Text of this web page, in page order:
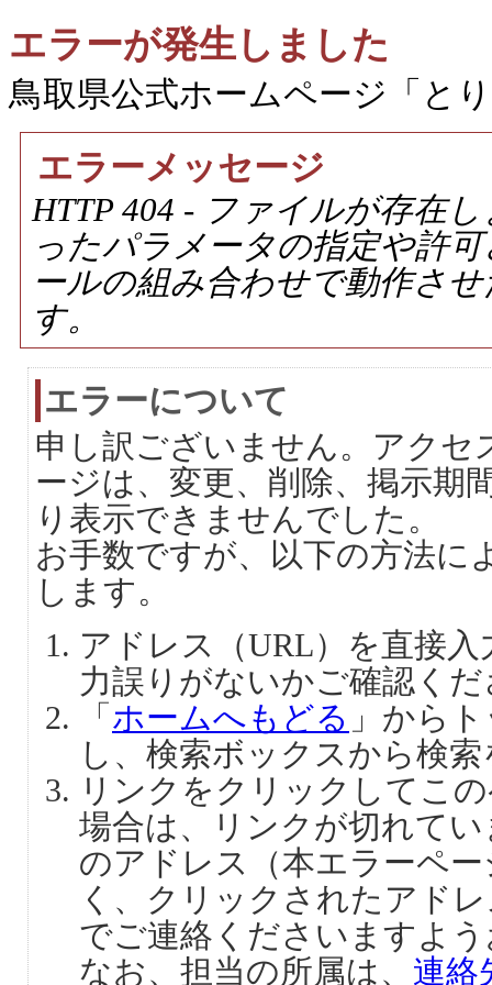
エラーが発生しました
鳥取県公式ホームページ「と
エラーメッセージ
HTTP 404 - ファイルが存在
ったパラメータの指定や許
ールの組み合わせで動作さ
す。
エラーについて
申し訳ございません。アクセ
ージは、変更、削除、掲示期
り表示できませんでした。
お手数ですが、以下の方法に
します。
アドレス（URL）を直接
力誤りがないかご確認く
「 ホームへもどる 」から
し、検索ボックスから検
リンクをクリックしてこ
場合は、リンクが切れて
のアドレス（本エラーペ
く、クリックされたアド
でご連絡くださいますよ
なお、担当の所属は、 連絡